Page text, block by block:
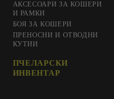
АКСЕСОАРИ ЗА КОШЕРИ
И РАМКИ
БОЯ ЗА КОШЕРИ
ПРЕНОСНИ И ОТВОДНИ
КУТИИ
ПЧЕЛАРСКИ
ИНВЕНТАР